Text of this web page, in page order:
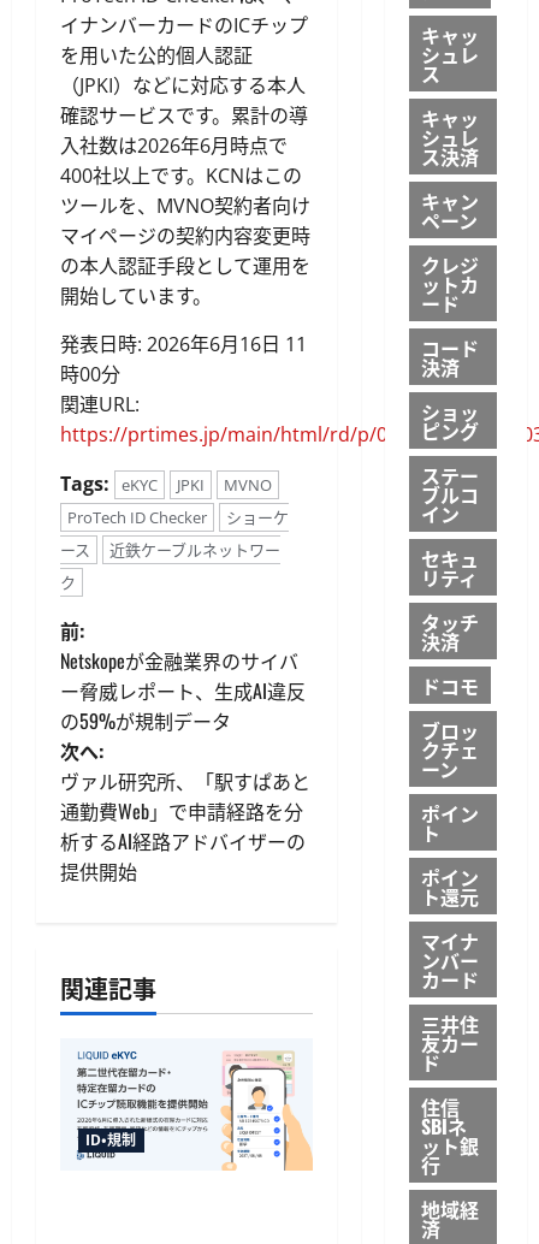
イナンバーカードのICチップ
を用いた公的個人認証
（JPKI）などに対応する本人
確認サービスです。累計の導
入社数は2026年6月時点で
400社以上です。KCNはこの
ツールを、MVNO契約者向け
マイページの契約内容変更時
の本人認証手段として運用を
開始しています。
発表日時: 2026年6月16日 11
時00分
関連URL:
https://prtimes.jp/main/html/rd/p/
Tags:
eKYC JPKI
MVNO
ProTech ID Checker
ショーケ
ース
近鉄ケーブルネットワー
ク
投
稿
ナ
ビ
ゲ
ー
ョ
ン
前:
Netskopeが金融業界のサイバ
ー脅威レポート、生成AI違反
の59%が規制データ
次へ:
ヴァル研究所、「駅すぱあと
通勤費Web」で申請経路を分
析するAI経路アドバイザーの
提供開始
関連記事
ID・規制
キャッ
シュレ
ス
キャッ
シュレ
ス決済
キャン
ペーン
クレジ
ットカ
ード
コード
決済
ショッ
ピング
ステー
ブルコ
イン
セキュ
リティ
タッチ
決済
ドコモ
ブロッ
クチェ
ーン
ポイン
ト
ポイン
ト還元
マイナ
ンバー
カード
三井住
友カー
ド
住信
SBIネ
ット銀
行
地域経
済